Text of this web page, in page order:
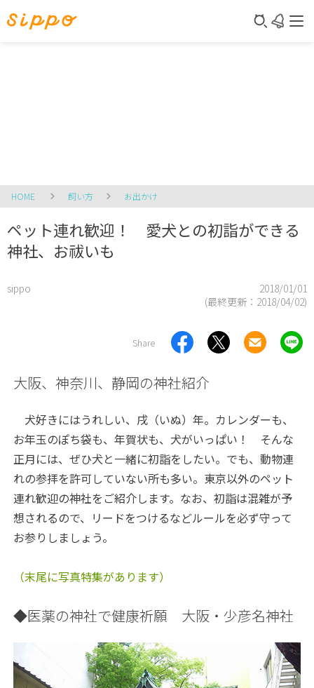
HOME 飼い方 お出かけ
ペット連れ歓迎！ 愛犬との初詣ができる
神社、お祓いも
sippo
2018/01/01
(最終更新： 2018/04/02)
Share
大阪、神奈川、静岡の神社紹介
犬好きにはうれしい、戌（いぬ）年。カレンダーも、
お年玉のぽち袋も、年賀状も、犬がいっぱい！ そんな
正月には、ぜひ犬と一緒に初詣をしたい。でも、動物連
れの参拝を許可していない所も多い。東京以外のペット
連れ歓迎の神社をご紹介します。なお、初詣は混雑が予
想されるので、リードをつけるなどルールを必ず守って
お参りしましょう。
（末尾に写真特集があります）
◆医薬の神社で健康祈願 大阪・少彦名神社